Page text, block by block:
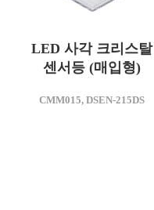
LED 사각 크리스탈
센서등 (매입형)
CMM015, DSEN-215DS
CMM015